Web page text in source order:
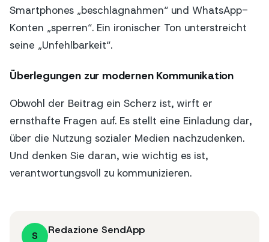
Smartphones „beschlagnahmen“ und WhatsApp-
Konten „sperren“. Ein ironischer Ton unterstreicht
seine „Unfehlbarkeit“.
Überlegungen zur modernen Kommunikation
Obwohl der Beitrag ein Scherz ist, wirft er
ernsthafte Fragen auf. Es stellt eine Einladung dar,
über die Nutzung sozialer Medien nachzudenken.
Und denken Sie daran, wie wichtig es ist,
verantwortungsvoll zu kommunizieren.
S Redazione SendApp